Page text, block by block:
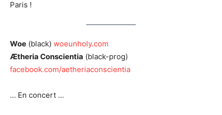
Paris !
Woe (black) woeunholy.com
Ætheria Conscientia (black-prog)
facebook.com/aetheriaconscientia
… En concert …